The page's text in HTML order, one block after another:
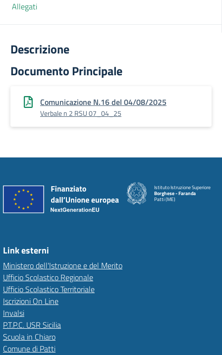
Allegati
Descrizione
Documento Principale
Comunicazione N.16 del 04/08/2025
Verbale n 2 RSU 07_04_25
Istituto Istruzione Superiore
Borghese - Faranda
Patti (ME)
Link esterni
Ministero dell'Istruzione e del Merito
Ufficio Scolastico Regionale
Ufficio Scolastico Territoriale
Iscrizioni On Line
Invalsi
P.T.P.C. USR Sicilia
Scuola in Chiaro
Comune di Patti